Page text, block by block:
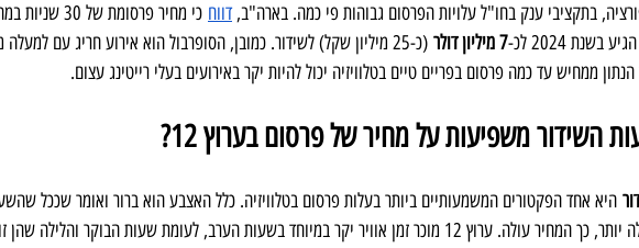
בתקציבי ענק בחו"ל עלויות הפרסום גבוהות פי כמה. בארה"ב, דווח
כי מחיר פרסומת
בשנת 2024 לכ-
7 מיליון דולר
ממחיש עד כמה פרסום בפריים טיים בטלוויזיה יכול להיות יקר באירועים בעלי רייטינג עצום.
השידור משפיעות על מחיר של פרסום בערוץ 12?
היא אחד הפקטורים המשמעותיים ביותר בעלות פרסום בטלוויזיה. כלל האצבע הוא ברור ואומר שככל
12 מוכר זמן אוויר יקר במיוחד בשעות הערב, לעומת שעות הבוקר והלילה שהן זולות בהרבה.